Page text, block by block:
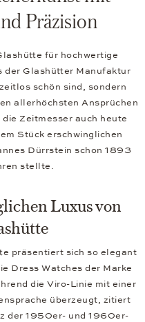
Präzision
für hochwertige
der Glashütter Manufaktur
schön sind, sondern
allerhöchsten Ansprüchen
Zeitmesser auch heute
Stück erschwinglichen
Dürrstein schon 1893
stellte.
Luxus von
präsentiert sich so elegant
Dress Watches der Marke
die Viro-Linie mit einer
überzeugt, zitiert
der 1950er- und 1960er-